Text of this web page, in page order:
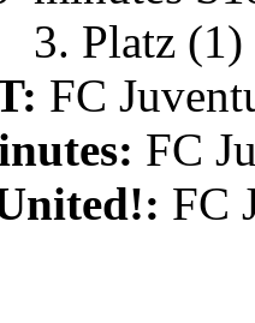
FC
FC
FC